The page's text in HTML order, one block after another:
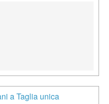
a Taglia unica